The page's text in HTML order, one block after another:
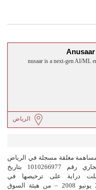
nusaar is a next-gen AI/ML
الرياض
مساهمة مغلقة مسجلة في الرياض
وتحمل السجل التجاري رقم 1010266977 بتاريخ
حصلت دراية على ترخيصها في
19/06/1429هـ – 23 يونيو 2008 – من هيئة السوق